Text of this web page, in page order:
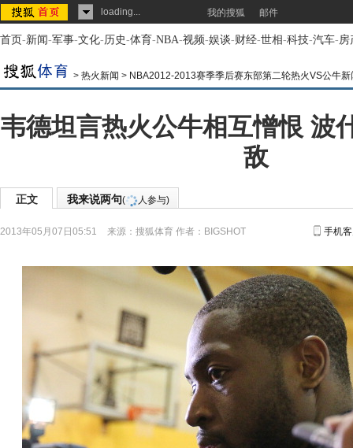
loading... 我的搜狐 邮件
首页-新闻-军事-文化-历史-体育-NBA-视频-娱谈-财经-世相-科技-汽车-房
> 热火新闻 > NBA2012-2013赛季季后赛东部第二轮热火VS公牛新
韦德坦言热火公牛相互憎恨 波
敌
正文 我来说两句( 人参与)
2013年05月07日05:51 来源： 搜狐体育 作者：BIGSHOT 手机